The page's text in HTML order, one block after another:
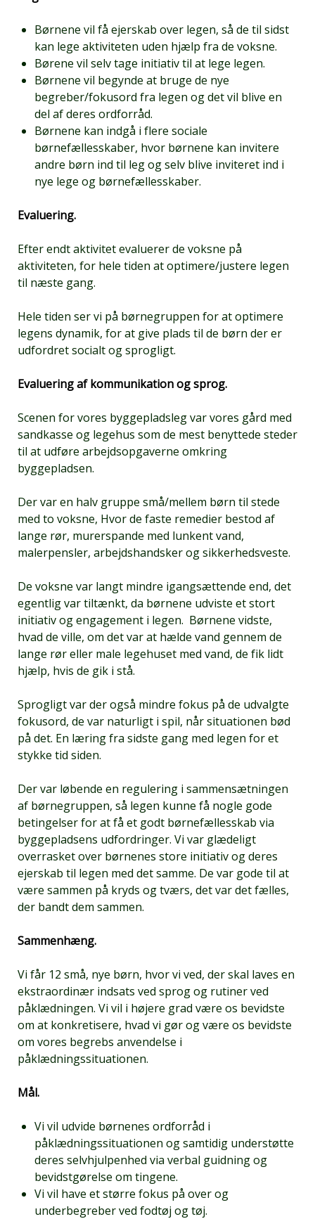
Børnene vil få ejerskab over legen, så de til sidst
kan lege aktiviteten uden hjælp fra de voksne.
Børene vil selv tage initiativ til at lege legen.
Børnene vil begynde at bruge de nye
begreber/fokusord fra legen og det vil blive en
del af deres ordforråd.
Børnene kan indgå i flere sociale
børnefællesskaber, hvor børnene kan invitere
andre børn ind til leg og selv blive inviteret ind i
nye lege og børnefællesskaber.
Evaluering.
Efter endt aktivitet evaluerer de voksne på
aktiviteten, for hele tiden at optimere/justere legen
til næste gang.
Hele tiden ser vi på børnegruppen for at optimere
legens dynamik, for at give plads til de børn der er
udfordret socialt og sprogligt.
Evaluering af kommunikation og sprog.
Scenen for vores byggepladsleg var vores gård med
sandkasse og legehus som de mest benyttede steder
til at udføre arbejdsopgaverne omkring
byggepladsen.
Der var en halv gruppe små/mellem børn til stede
med to voksne, Hvor de faste remedier bestod af
lange rør, murerspande med lunkent vand,
malerpensler, arbejdshandsker og sikkerhedsveste.
De voksne var langt mindre igangsættende end, det
egentlig var tiltænkt, da børnene udviste et stort
initiativ og engagement i legen. Børnene vidste,
hvad de ville, om det var at hælde vand gennem de
lange rør eller male legehuset med vand, de fik lidt
hjælp, hvis de gik i stå.
Sprogligt var der også mindre fokus på de udvalgte
fokusord, de var naturligt i spil, når situationen bød
på det. En læring fra sidste gang med legen for et
stykke tid siden.
Der var løbende en regulering i sammensætningen
af børnegruppen, så legen kunne få nogle gode
betingelser for at få et godt børnefællesskab via
byggepladsens udfordringer. Vi var glædeligt
overrasket over børnenes store initiativ og deres
ejerskab til legen med det samme. De var gode til at
være sammen på kryds og tværs, det var det fælles,
der bandt dem sammen.
Sammenhæng.
Vi får 12 små, nye børn, hvor vi ved, der skal laves en
ekstraordinær indsats ved sprog og rutiner ved
påklædningen. Vi vil i højere grad være os bevidste
om at konkretisere, hvad vi gør og være os bevidste
om vores begrebs anvendelse i
påklædningssituationen.
Mål.
Vi vil udvide børnenes ordforråd i
påklædningssituationen og samtidig understøtte
deres selvhjulpenhed via verbal guidning og
bevidstgørelse om tingene.
Vi vil have et større fokus på over og
underbegreber ved fodtøj og tøj.